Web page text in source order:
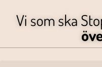
Vi som ska